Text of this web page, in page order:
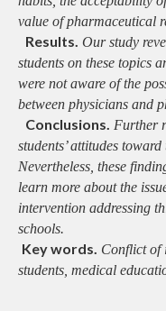
value of pharmaceutical
Results. Our study
students on these topics
were not aware of the
between physicians and
Conclusions. Further
students’ attitudes
Nevertheless, these
learn more about the
intervention addressing
schools.
Key words. Conflict of
students, medical